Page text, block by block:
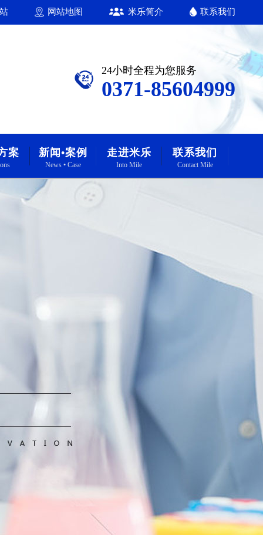
网站地图 米乐简介 联系我们
24小时全程为您服务
0371-85604999
案 新闻•案例
News • Case
走进米乐
Into Mile
联系我们
Contact Mile